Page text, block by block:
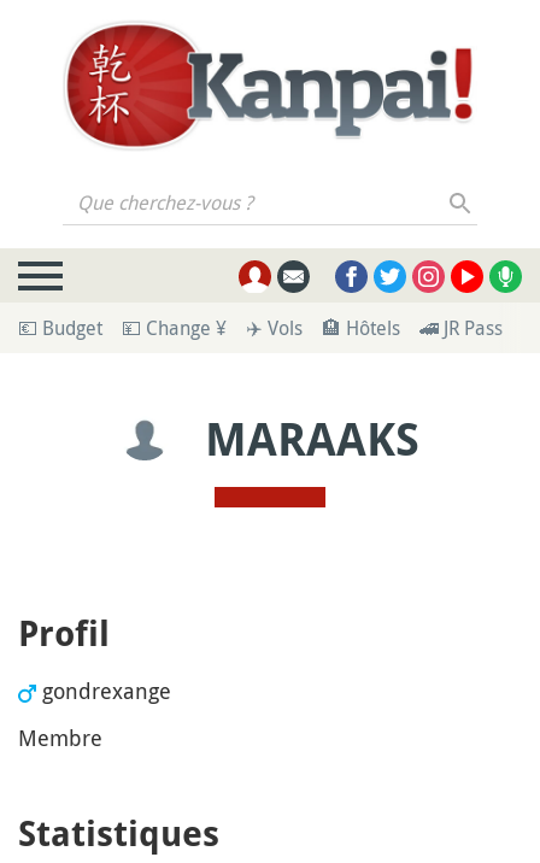
Que cherchez-vous ?
💶 Budget 💴 Change ¥ ✈️ Vols 🏨 Hôtels 🚄 JR Pass
MARAAKS
Profil
gondrexange
Membre
Statistiques